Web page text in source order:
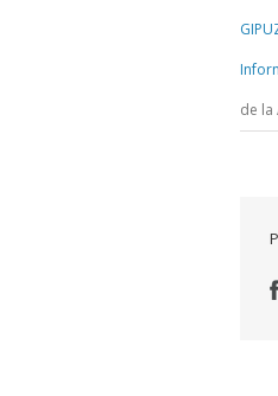
de la